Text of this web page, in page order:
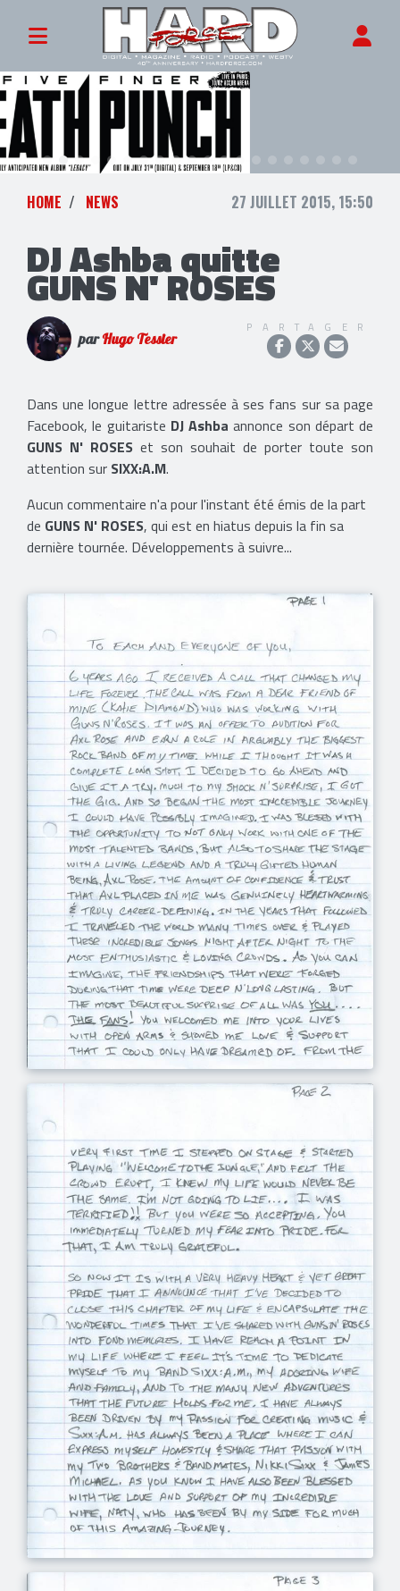
HOME NEWS 27 JUILLET 2015, 15:50
DJ Ashba quitte
GUNS N' ROSES
parHugo Tessier
PARTAGER
Dans une longue lettre adressée à ses fans sur sa page
Facebook, le guitariste DJ Ashba annonce son départ de
GUNS N' ROSES et son souhait de porter toute son
attention sur SIXX:A.M.
Aucun commentaire n'a pour l'instant été émis de la part
de GUNS N' ROSES, qui est en hiatus depuis la fin sa
dernière tournée. Développements à suivre...